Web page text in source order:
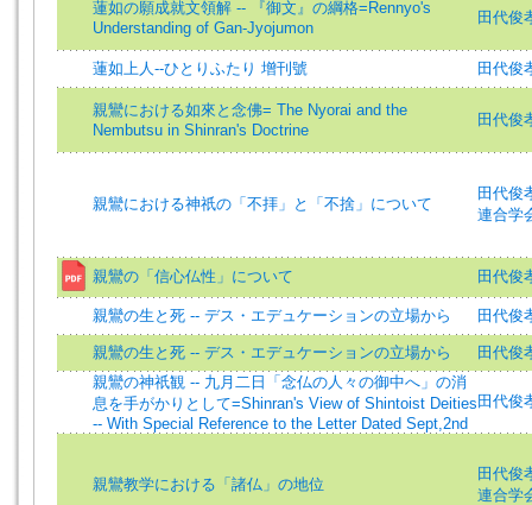
蓮如の願成就文領解 -- 『御文』の綱格=Rennyo's
Understanding of Gan-Jyojumon
田代俊
蓮如上人--ひとりふたり 增刊號 田代俊
親鸞における如來と念佛= The Nyorai and the
Nembutsu in Shinran's Doctrine
田代俊
親鸞における神祇の「不拝」と「不捨」について
田代俊
連合学
親鸞の「信心仏性」について 田代俊
親鸞の生と死 -- デス・エデュケーションの立場から 田代俊
親鸞の生と死 -- デス・エデュケーションの立場から
田代俊
親鸞の神祇観 -- 九月二日「念仏の人々の御中へ」の消
息を手がかりとして=Shinran's View of Shintoist Deities
-- With Special Reference to the Letter Dated Sept,2nd
田代俊
親鸞教学における「諸仏」の地位
田代俊
連合学